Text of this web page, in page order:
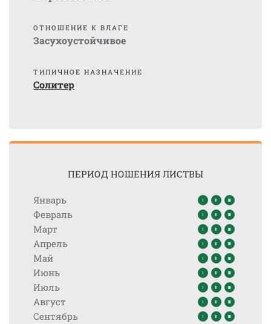
ОТНОШЕНИЕ К ВЛАГЕ
Засухоустойчивое
ТИПИЧНОЕ НАЗНАЧЕНИЕ
Солитер
ПЕРИОД НОШЕНИЯ ЛИСТВЫ
Январь
Февраль
Март
Апрель
Май
Июнь
Июль
Август
Сентябрь